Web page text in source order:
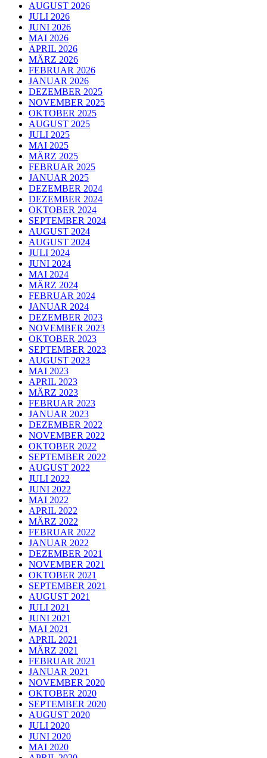
AUGUST 2026
JULI 2026
JUNI 2026
MAI 2026
APRIL 2026
MÄRZ 2026
FEBRUAR 2026
JANUAR 2026
DEZEMBER 2025
NOVEMBER 2025
OKTOBER 2025
AUGUST 2025
JULI 2025
MAI 2025
MÄRZ 2025
FEBRUAR 2025
JANUAR 2025
DEZEMBER 2024
DEZEMBER 2024
OKTOBER 2024
SEPTEMBER 2024
AUGUST 2024
AUGUST 2024
JULI 2024
JUNI 2024
MAI 2024
MÄRZ 2024
FEBRUAR 2024
JANUAR 2024
DEZEMBER 2023
NOVEMBER 2023
OKTOBER 2023
SEPTEMBER 2023
AUGUST 2023
MAI 2023
APRIL 2023
MÄRZ 2023
FEBRUAR 2023
JANUAR 2023
DEZEMBER 2022
NOVEMBER 2022
OKTOBER 2022
SEPTEMBER 2022
AUGUST 2022
JULI 2022
JUNI 2022
MAI 2022
APRIL 2022
MÄRZ 2022
FEBRUAR 2022
JANUAR 2022
DEZEMBER 2021
NOVEMBER 2021
OKTOBER 2021
SEPTEMBER 2021
AUGUST 2021
JULI 2021
JUNI 2021
MAI 2021
APRIL 2021
MÄRZ 2021
FEBRUAR 2021
JANUAR 2021
NOVEMBER 2020
OKTOBER 2020
SEPTEMBER 2020
AUGUST 2020
JULI 2020
JUNI 2020
MAI 2020